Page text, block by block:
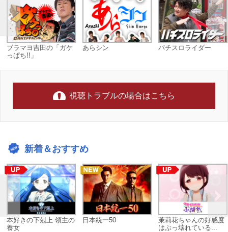
ブラマヨ吉田の「ガケ
っぱち!!」
あらシン パチスロライダー
視聴トラブルの場合はこちら
新着＆おすすめ
本好きの下剋上 領主の
養女
日本統一50
茉莉花ちゃんの好感度
はぶっ壊れている...